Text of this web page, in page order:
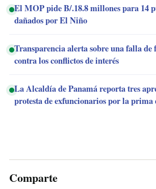
El MOP pide B/.18.8 millones para 14
dañados por El Niño
Transparencia alerta sobre una falla de
contra los conflictos de interés
La Alcaldía de Panamá reporta tres
protesta de exfuncionarios por la prima
Comparte